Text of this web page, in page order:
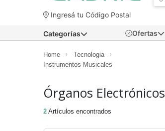
Ingresá tu Código Postal
Ofertas
Categorías
Home
Tecnologia
Instrumentos Musicales
Órganos Electrónicos
2 Artículos encontrados